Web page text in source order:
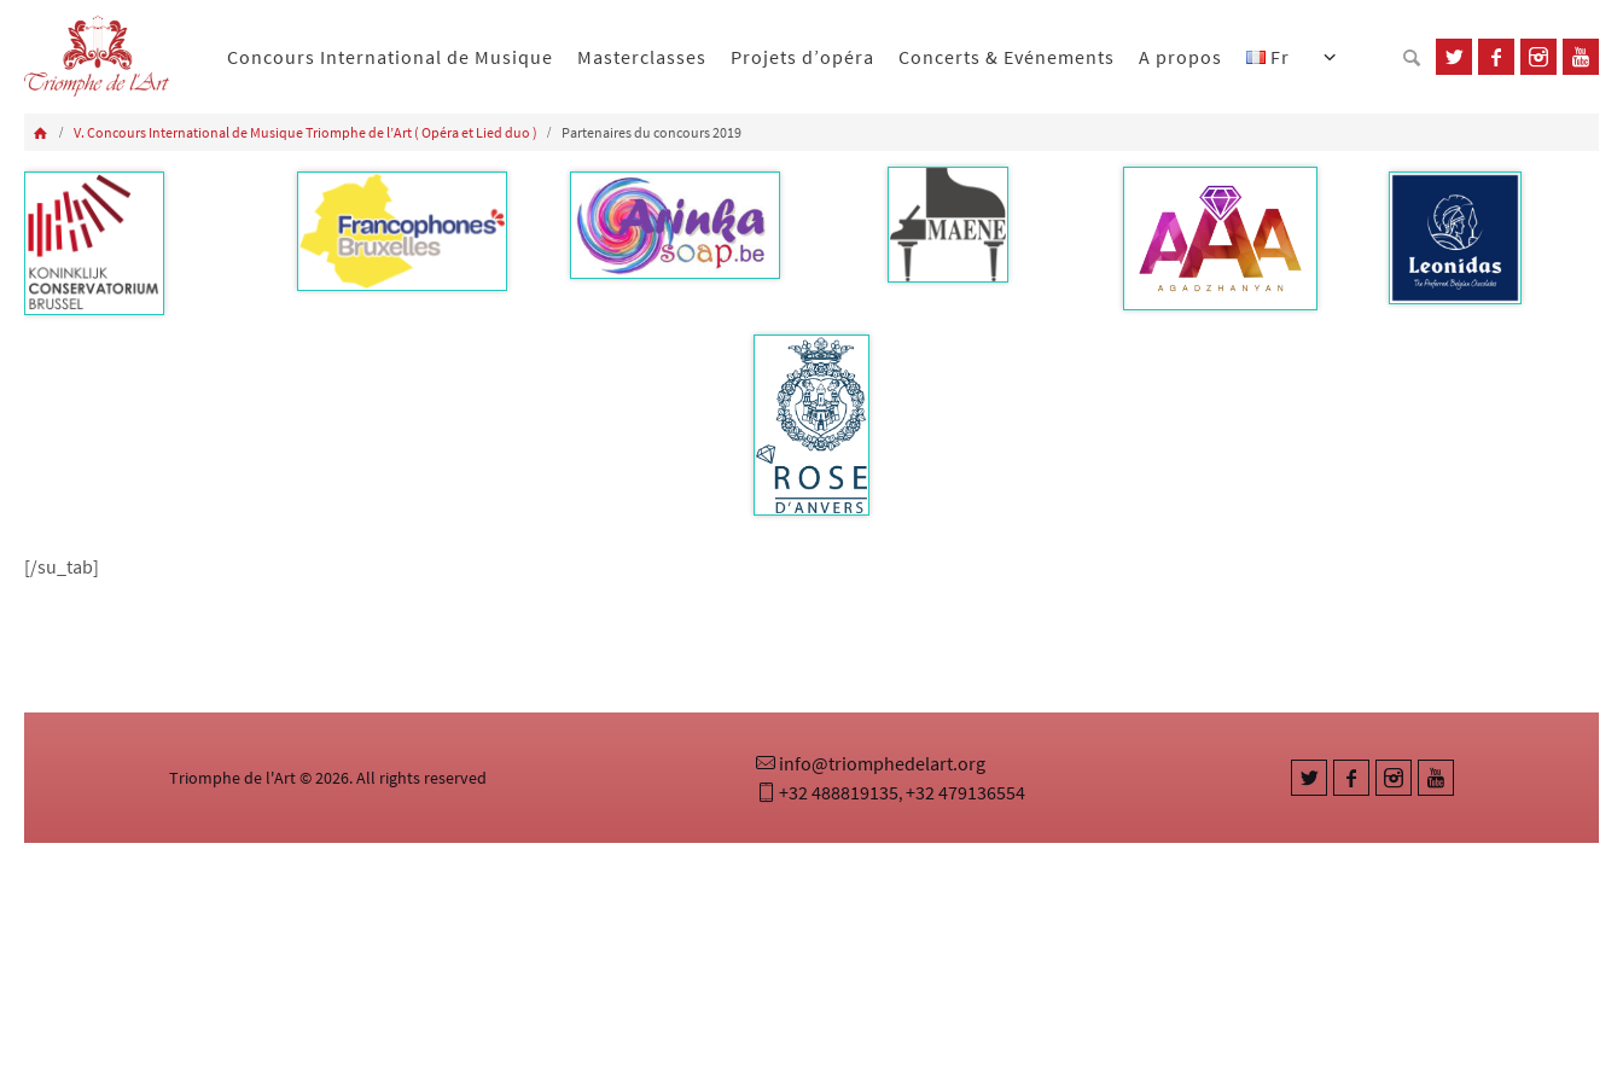
Concours International de Musique Masterclasses Projets d’opéra Concerts & Evénements A propos Fr
V. Concours International de Musique Triomphe de l’Art ( Opéra et Lied duo ) Partenaires du concours 2019
[/su_tab]
Triomphe de l'Art © 2026. All rights reserved
info@triomphedelart.org
+32 488819135,+32 479136554